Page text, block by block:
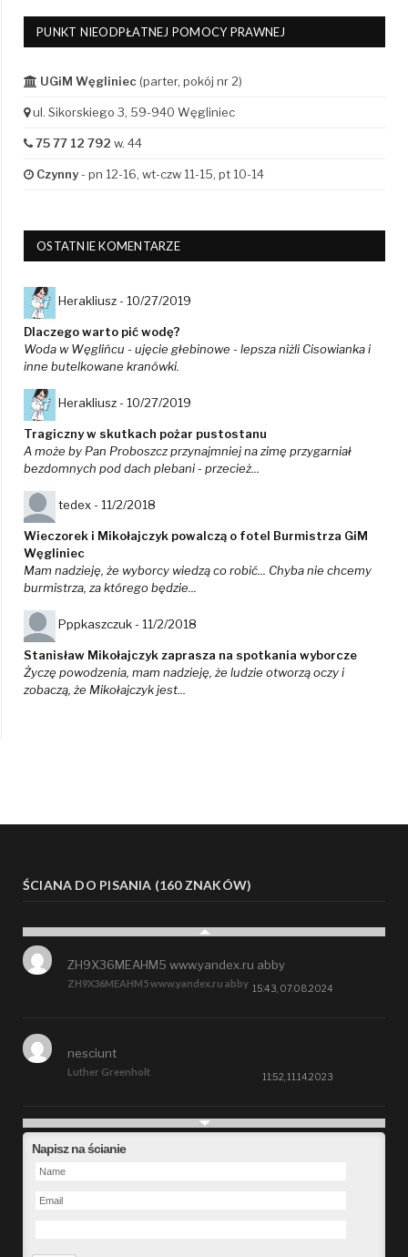
PUNKT NIEODPŁATNEJ POMOCY PRAWNEJ
UGiM Węgliniec (parter, pokój nr 2)
ul. Sikorskiego 3, 59-940 Węgliniec
75 77 12 792 w. 44
Czynny- pn 12-16, wt-czw 11-15, pt 10-14
OSTATNIE KOMENTARZE
Herakliusz - 10/27/2019
Dlaczego warto pić wodę?
Woda w Węglińcu - ujęcie głebinowe - lepsza niżli Cisowianka i
inne butelkowane kranówki.
Herakliusz - 10/27/2019
Tragiczny w skutkach pożar pustostanu
A może by Pan Proboszcz przynajmniej na zimę przygarniał
bezdomnych pod dach plebani - przecież...
tedex - 11/2/2018
Wieczorek i Mikołajczyk powalczą o fotel Burmistrza GiM
Węgliniec
Mam nadzieję, że wyborcy wiedzą co robić... Chyba nie chcemy
burmistrza, za którego będzie...
Pppkaszczuk - 11/2/2018
Stanisław Mikołajczyk zaprasza na spotkania wyborcze
Życzę powodzenia, mam nadzieję, że ludzie otworzą oczy i
zobaczą, że Mikołajczyk jest...
ŚCIANA DO PISANIA (160 ZNAKÓW)
ZH9X36MEAHM5 www.yandex.ru abby
ZH9X36MEAHM5 www.yandex.ru abby
15:43, 07.08.2024
Luther Greenholt
nesciunt
11:52, 11.14.2023
Future
Napisz na ścianie